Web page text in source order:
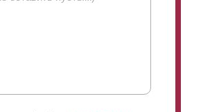
за ним просмотреть